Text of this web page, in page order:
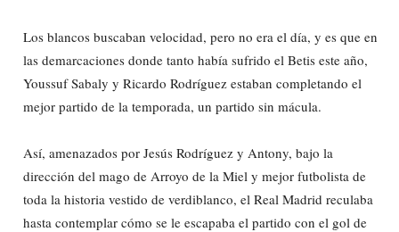
Los blancos buscaban velocidad, pero no era el día, y es que en
las demarcaciones donde tanto había sufrido el Betis este año,
Youssuf Sabaly y Ricardo Rodríguez estaban completando el
mejor partido de la temporada, un partido sin mácula.
Así, amenazados por Jesús Rodríguez y Antony, bajo la
dirección del mago de Arroyo de la Miel y mejor futbolista de
toda la historia vestido de verdiblanco, el Real Madrid reculaba
hasta contemplar cómo se le escapaba el partido con el gol de